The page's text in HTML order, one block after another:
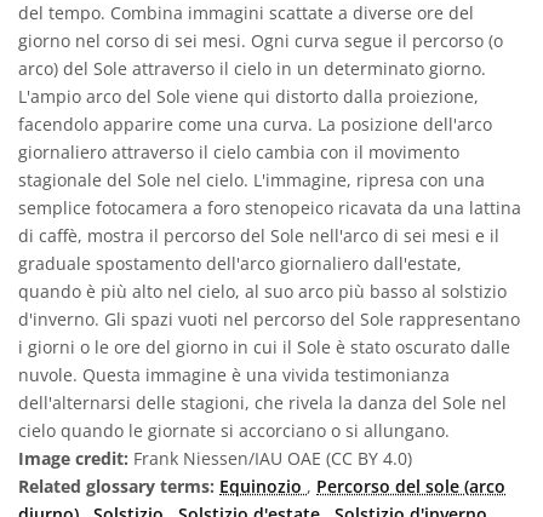
del tempo. Combina immagini scattate a diverse ore del
giorno nel corso di sei mesi. Ogni curva segue il percorso (o
arco) del Sole attraverso il cielo in un determinato giorno.
L'ampio arco del Sole viene qui distorto dalla proiezione,
facendolo apparire come una curva. La posizione dell'arco
giornaliero attraverso il cielo cambia con il movimento
stagionale del Sole nel cielo. L'immagine, ripresa con una
semplice fotocamera a foro stenopeico ricavata da una lattina
di caffè, mostra il percorso del Sole nell'arco di sei mesi e il
graduale spostamento dell'arco giornaliero dall'estate,
quando è più alto nel cielo, al suo arco più basso al solstizio
d'inverno. Gli spazi vuoti nel percorso del Sole rappresentano
i giorni o le ore del giorno in cui il Sole è stato oscurato dalle
nuvole. Questa immagine è una vivida testimonianza
dell'alternarsi delle stagioni, che rivela la danza del Sole nel
cielo quando le giornate si accorciano o si allungano.
Image credit: Frank Niessen/IAU OAE (CC BY 4.0)
Related glossary terms: Equinozio , Percorso del sole (arco